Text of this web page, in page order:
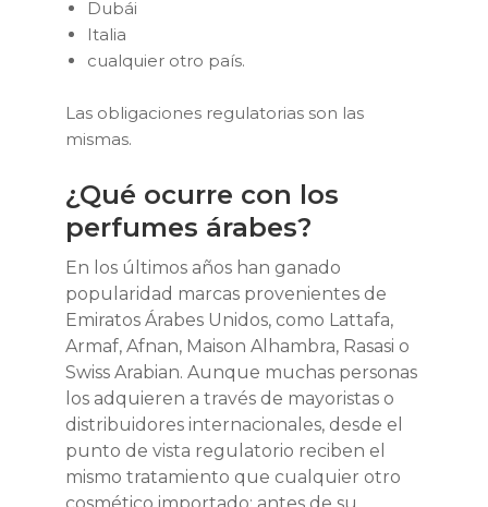
Dubái
Italia
cualquier otro país.
Las obligaciones regulatorias son las
mismas.
¿Qué ocurre con los
perfumes árabes?
En los últimos años han ganado
popularidad marcas provenientes de
Emiratos Árabes Unidos, como Lattafa,
Armaf, Afnan, Maison Alhambra, Rasasi o
Swiss Arabian. Aunque muchas personas
los adquieren a través de mayoristas o
distribuidores internacionales, desde el
punto de vista regulatorio reciben el
mismo tratamiento que cualquier otro
cosmético importado: antes de su